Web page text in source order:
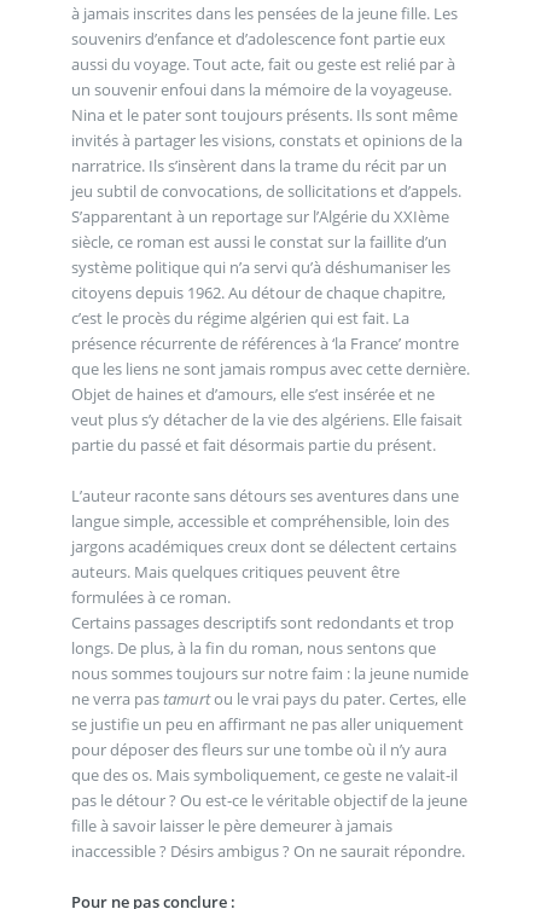
à jamais inscrites dans les pensées de la jeune fille. Les
souvenirs d’enfance et d’adolescence font partie eux
aussi du voyage. Tout acte, fait ou geste est relié par à
un souvenir enfoui dans la mémoire de la voyageuse.
Nina et le pater sont toujours présents. Ils sont même
invités à partager les visions, constats et opinions de la
narratrice. Ils s’insèrent dans la trame du récit par un
jeu subtil de convocations, de sollicitations et d’appels.
S’apparentant à un reportage sur l’Algérie du XXIème
siècle, ce roman est aussi le constat sur la faillite d’un
système politique qui n’a servi qu’à déshumaniser les
citoyens depuis 1962. Au détour de chaque chapitre,
c’est le procès du régime algérien qui est fait. La
présence récurrente de références à ‘la France’ montre
que les liens ne sont jamais rompus avec cette dernière.
Objet de haines et d’amours, elle s’est insérée et ne
veut plus s’y détacher de la vie des algériens. Elle faisait
partie du passé et fait désormais partie du présent.
L’auteur raconte sans détours ses aventures dans une
langue simple, accessible et compréhensible, loin des
jargons académiques creux dont se délectent certains
auteurs. Mais quelques critiques peuvent être
formulées à ce roman.
Certains passages descriptifs sont redondants et trop
longs. De plus, à la fin du roman, nous sentons que
nous sommes toujours sur notre faim : la jeune numide
ne verra pastamurtou le vrai pays du pater. Certes, elle
se justifie un peu en affirmant ne pas aller uniquement
pour déposer des fleurs sur une tombe où il n’y aura
que des os. Mais symboliquement, ce geste ne valait-il
pas le détour ? Ou est-ce le véritable objectif de la jeune
fille à savoir laisser le père demeurer à jamais
inaccessible ? Désirs ambigus ? On ne saurait répondre.
Pour ne pas conclure :